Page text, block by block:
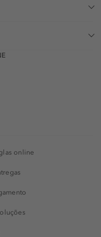
online